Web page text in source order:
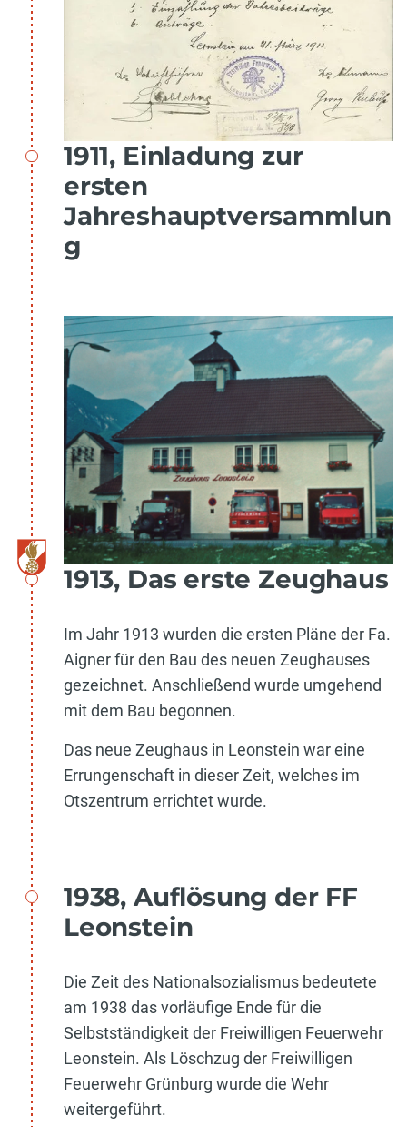
1911, Einladung zur
ersten
Jahreshauptversammlun
g
1913, Das erste Zeughaus
Im Jahr 1913 wurden die ersten Pläne der Fa.
Aigner für den Bau des neuen Zeughauses
gezeichnet. Anschließend wurde umgehend
mit dem Bau begonnen.
Das neue Zeughaus in Leonstein war eine
Errungenschaft in dieser Zeit, welches im
Otszentrum errichtet wurde.
1938, Auflösung der FF
Leonstein
Die Zeit des Nationalsozialismus bedeutete
am 1938 das vorläufige Ende für die
Selbstständigkeit der Freiwilligen Feuerwehr
Leonstein. Als Löschzug der Freiwilligen
Feuerwehr Grünburg wurde die Wehr
weitergeführt.